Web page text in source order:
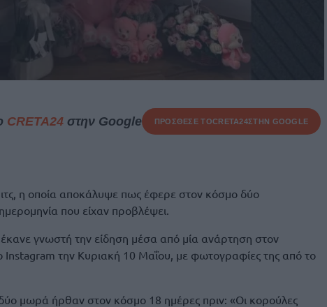
CRETA24στην Google ΠΡΟΣΘΕΣΕ ΤΟCRETA24ΣΤΗΝ GOOGLE
η οποία αποκάλυψε πως έφερε στον κόσμο δύο
που είχαν προβλέψει.
γνωστή την είδηση μέσα από μία ανάρτηση στον
Instagram την Κυριακή 10 Μαΐου, με φωτογραφίες της από το
μωρά ήρθαν στον κόσμο 18 ημέρες πριν: «Οι κορούλες